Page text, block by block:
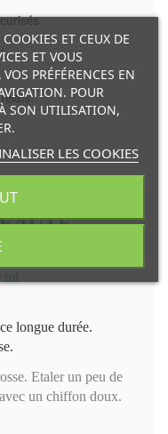
longue durée.
Etaler un peu de
un chiffon doux.
ET CEUX DE
ET VOUS
PRÉFÉRENCES EN
POUR
SON UTILISATION,
LES COOKIES